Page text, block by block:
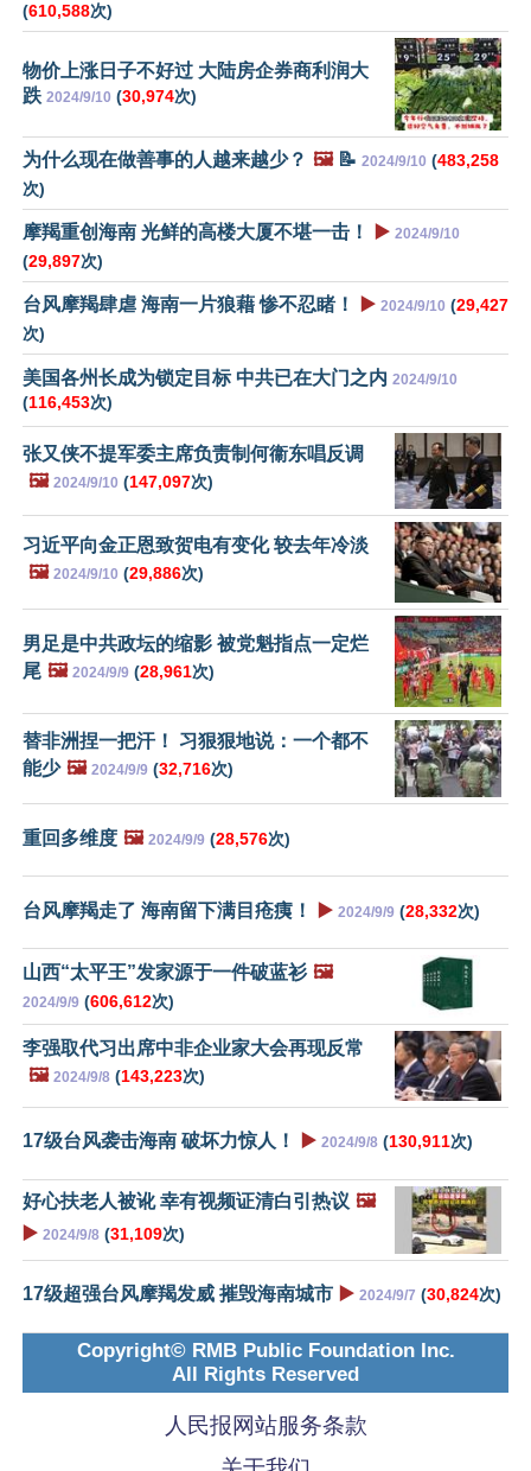
(610,588次)
物价上涨日子不好过 大陆房企券商利润大
跌 2024/9/10 (30,974次)
为什么现在做善事的人越来越少？ 🖼️📝 2024/9/10 (483,258
次)
摩羯重创海南 光鲜的高楼大厦不堪一击！ ▶️ 2024/9/10
(29,897次)
台风摩羯肆虐 海南一片狼藉 惨不忍睹！ ▶️ 2024/9/10 (29,427
次)
美国各州长成为锁定目标 中共已在大门之内 2024/9/10
(116,453次)
张又侠不提军委主席负责制何衞东唱反调
🖼️ 2024/9/10 (147,097次)
习近平向金正恩致贺电有变化 较去年冷淡
🖼️ 2024/9/10 (29,886次)
男足是中共政坛的缩影 被党魁指点一定烂
尾 🖼️ 2024/9/9 (28,961次)
替非洲捏一把汗！ 习狠狠地说：一个都不
能少 🖼️ 2024/9/9 (32,716次)
重回多维度 🖼️ 2024/9/9 (28,576次)
台风摩羯走了 海南留下满目疮痍！ ▶️ 2024/9/9 (28,332次)
山西“太平王”发家源于一件破蓝衫 🖼️
2024/9/9 (606,612次)
李强取代习出席中非企业家大会再现反常
🖼️ 2024/9/8 (143,223次)
17级台风袭击海南 破坏力惊人！ ▶️ 2024/9/8 (130,911次)
好心扶老人被讹 幸有视频证清白引热议 🖼️
▶️ 2024/9/8 (31,109次)
17级超强台风摩羯发威 摧毁海南城市 ▶️ 2024/9/7 (30,824次)
Copyright© RMB Public Foundation Inc.
All Rights Reserved
人民报网站服务条款